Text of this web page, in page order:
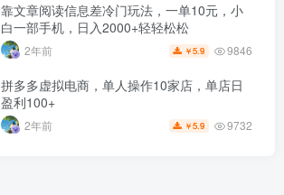
靠文章阅读信息差冷门玩法，一单10元，小
白一部手机，日入2000+轻轻松松
2年前 ￥5.9 9846
拼多多虚拟电商，单人操作10家店，单店日
盈利100+
2年前 ￥5.9 9732